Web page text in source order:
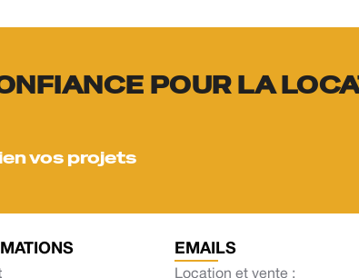
POUR LA
vos projets
EMAILS
Location et vente :